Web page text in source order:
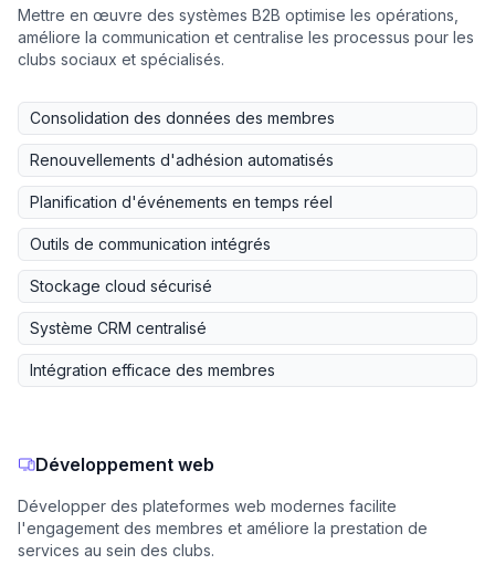
Mettre en œuvre des systèmes B2B optimise les opérations,
améliore la communication et centralise les processus pour les
clubs sociaux et spécialisés.
Consolidation des données des membres
Renouvellements d'adhésion automatisés
Planification d'événements en temps réel
Outils de communication intégrés
Stockage cloud sécurisé
Système CRM centralisé
Intégration efficace des membres
Développement web
Développer des plateformes web modernes facilite
l'engagement des membres et améliore la prestation de
services au sein des clubs.